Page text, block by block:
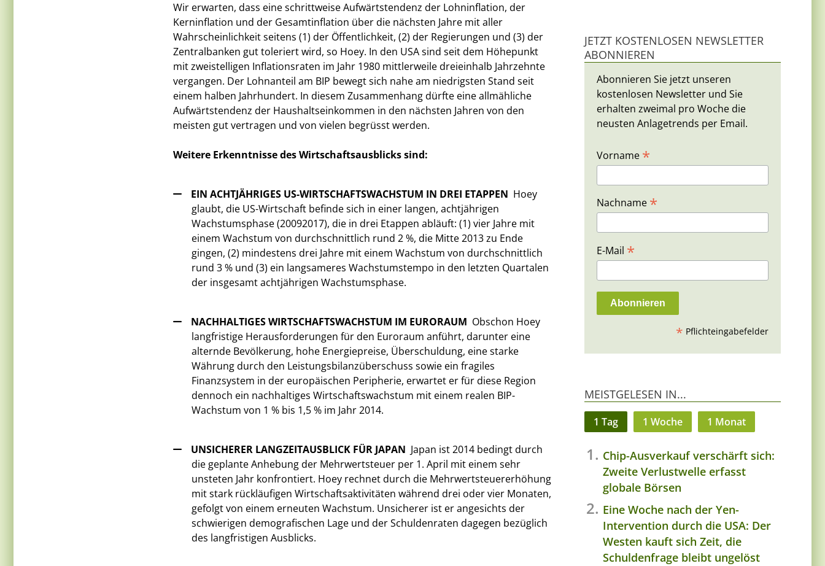
Wir erwarten, dass eine schrittweise Aufwärtstendenz der Lohninflation, der
Kerninflation und der Gesamtinflation über die nächsten Jahre mit aller
Wahrscheinlichkeit seitens (1) der Öffentlichkeit, (2) der Regierungen und (3) der
Zentralbanken gut toleriert wird, so Hoey. In den USA sind seit dem Höhepunkt
mit zweistelligen Inflationsraten im Jahr 1980 mittlerweile dreieinhalb Jahrzehnte
vergangen. Der Lohnanteil am BIP bewegt sich nahe am niedrigsten Stand seit
einem halben Jahrhundert. In diesem Zusammenhang dürfte eine allmähliche
Aufwärtstendenz der Haushaltseinkommen in den nächsten Jahren von den
meisten gut vertragen und von vielen begrüsst werden.
Weitere Erkenntnisse des Wirtschaftsausblicks sind:
EIN ACHTJÄHRIGES US-WIRTSCHAFTSWACHSTUM IN DREI ETAPPEN  Hoey
glaubt, die US-Wirtschaft befinde sich in einer langen, achtjährigen
Wachstumsphase (20092017), die in drei Etappen abläuft: (1) vier Jahre mit
einem Wachstum von durchschnittlich rund 2 %, die Mitte 2013 zu Ende
gingen, (2) mindestens drei Jahre mit einem Wachstum von durchschnittlich
rund 3 % und (3) ein langsameres Wachstumstempo in den letzten Quartalen
der insgesamt achtjährigen Wachstumsphase.
NACHHALTIGES WIRTSCHAFTSWACHSTUM IM EURORAUM  Obschon Hoey
langfristige Herausforderungen für den Euroraum anführt, darunter eine
alternde Bevölkerung, hohe Energiepreise, Überschuldung, eine starke
Währung durch den Leistungsbilanzüberschuss sowie ein fragiles
Finanzsystem in der europäischen Peripherie, erwartet er für diese Region
dennoch ein nachhaltiges Wirtschaftswachstum mit einem realen BIP-
Wachstum von 1 % bis 1,5 % im Jahr 2014.
UNSICHERER LANGZEITAUSBLICK FÜR JAPAN  Japan ist 2014 bedingt durch
die geplante Anhebung der Mehrwertsteuer per 1. April mit einem sehr
unsteten Jahr konfrontiert. Hoey rechnet durch die Mehrwertsteuererhöhung
mit stark rückläufigen Wirtschaftsaktivitäten während drei oder vier Monaten,
gefolgt von einem erneuten Wachstum. Unsicherer ist er angesichts der
schwierigen demografischen Lage und der Schuldenraten dagegen bezüglich
des langfristigen Ausblicks.
JETZT KOSTENLOSEN NEWSLETTER
ABONNIEREN
Abonnieren Sie jetzt unseren
kostenlosen Newsletter und Sie
erhalten zweimal pro Woche die
neusten Anlagetrends per Email.
Vorname *
Nachname *
E-Mail *
* Pflichteingabefelder
MEISTGELESEN IN...
1 Tag 1 Woche 1 Monat
Chip-Ausverkauf verschärft sich:
Zweite Verlustwelle erfasst
globale Börsen
Eine Woche nach der Yen-
Intervention durch die USA: Der
Westen kauft sich Zeit, die
Schuldenfrage bleibt ungelöst